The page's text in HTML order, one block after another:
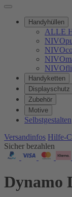
Handyhüllen
ALLE
Handyketten
Displayschutz
Zubehör
Motive
Selbstgestalten
Versandinfos Hilfe-
Sicher bezahlen
Dynamo